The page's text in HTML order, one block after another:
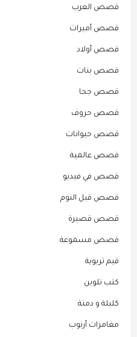
قصص العرب
قصص أميرات
قصص أولاد
قصص بنات
قصص جحا
قصص حروف
قصص حيوانات
قصص عالمية
قصص في فيديو
قصص قبل النوم
قصص قصيرة
قصص مسموعة
قيم تربوية
كتب تلوين
كليلة و دمنة
مغامرات أرنوب